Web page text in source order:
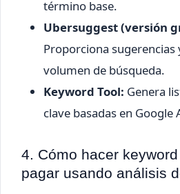
término base.
Ubersuggest (versión
Proporciona sugerencias
volumen de búsqueda.
Keyword Tool: Genera
clave basadas en
4. Cómo hacer
pagar usando análisis